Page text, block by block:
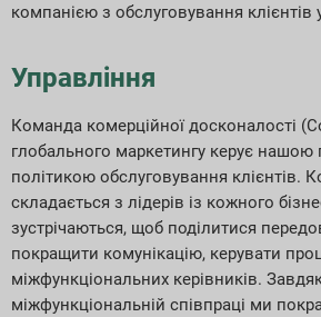
компанією з обслуговування клієнтів у
Управління
Команда комерційної досконалості
глобального маркетингу керує нашою
політикою обслуговування клієнтів.
складається з лідерів із кожного
зустрічаються, щоб поділитися
покращити комунікацію, керувати
міжфункціональних керівників.
міжфункціональній співпраці ми